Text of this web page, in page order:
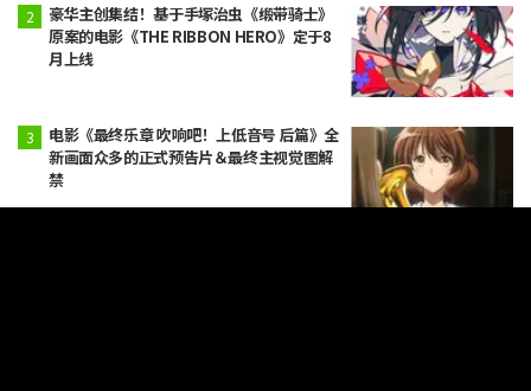
豪华主创集结！基于手塚治虫《缎带骑士》
原案的电影《THE RIBBON HERO》定于8
月上线
电影《最终乐章 吹响吧！上低音号 后篇》全
新画面众多的正式预告片＆最终主视觉图解
禁